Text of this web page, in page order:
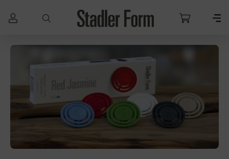
Passer au contenu principal